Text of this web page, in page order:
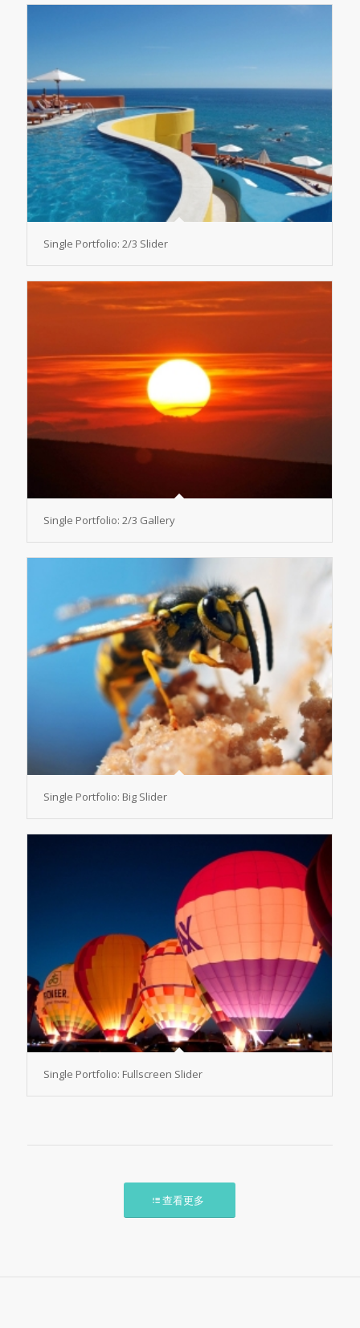
Single Portfolio: 2/3 Slider
Single Portfolio: 2/3 Gallery
Single Portfolio: Big Slider
Single Portfolio: Fullscreen Slider
查看更多